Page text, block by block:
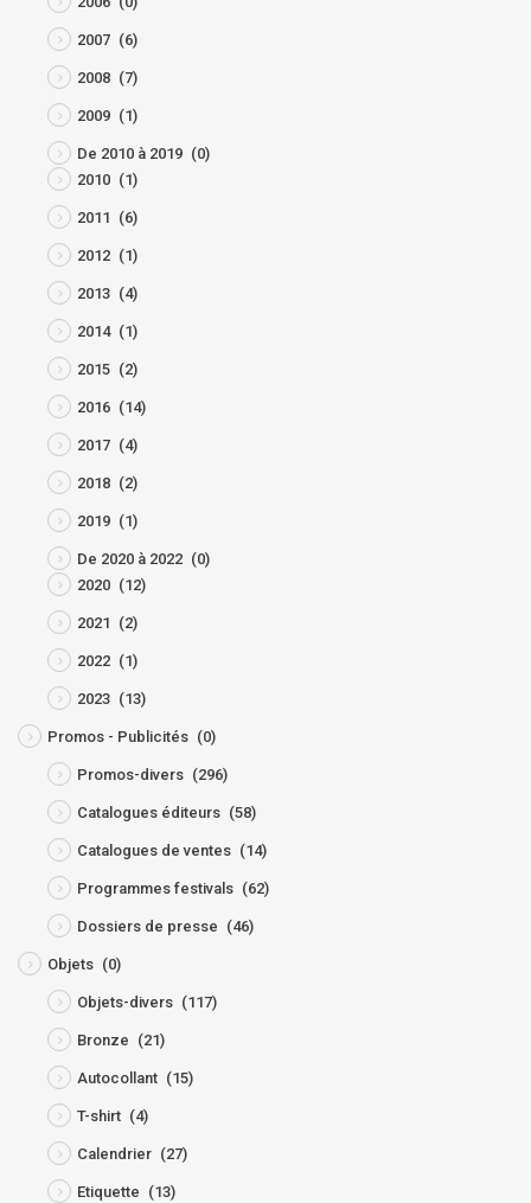
2007 (6)
2008 (7)
2009 (1)
De 2010 à 2019 (0)
2010 (1)
2011 (6)
2012 (1)
2013 (4)
2014 (1)
2015 (2)
2016 (14)
2017 (4)
2018 (2)
2019 (1)
De 2020 à 2022 (0)
2020 (12)
2021 (2)
2022 (1)
2023 (13)
Promos - Publicités (0)
Promos-divers (296)
Catalogues éditeurs (58)
Catalogues de ventes (14)
Programmes festivals (62)
Dossiers de presse (46)
Objets (0)
Objets-divers (117)
Bronze (21)
Autocollant (15)
T-shirt (4)
Calendrier (27)
Etiquette (13)